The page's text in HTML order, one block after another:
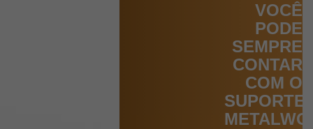
VOCÊ
PODE
SEMPRE
CONTAR
COM O
SUPORTE